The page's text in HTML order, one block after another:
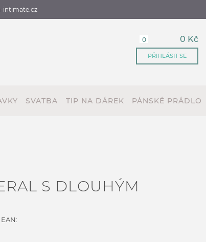
intimate.cz
0 0 Kč
PŘIHLÁSIT SE
SVATBA TIP NA DÁREK PÁNSKÉ PRÁDLO
S DLOUHÝM
EAN: